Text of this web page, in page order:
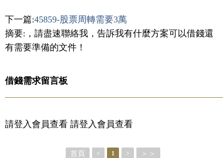
下一篇:45859-股票周轉需要3萬
摘要:，請盡速聯絡我，告訴我有什麼方案可以借錢還
有需要準備的文件！
借錢需求留言板
請登入會員查看 請登入會員查看
首頁 < 1 > ＞＞